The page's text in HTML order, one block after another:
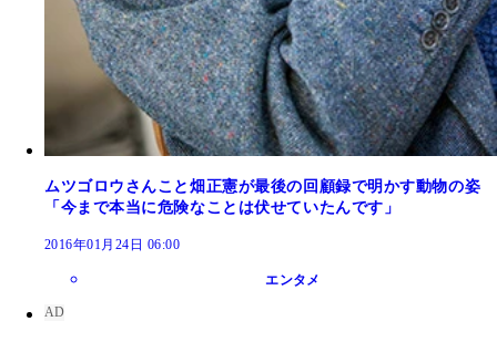
ムツゴロウさんこと畑正憲が最後の回顧録で明かす動物の姿
「今まで本当に危険なことは伏せていたんです」
2016年01月24日 06:00
エンタメ